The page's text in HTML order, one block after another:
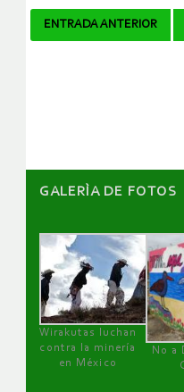
Navegador
ENTRADA ANTERIOR
GALERÌA DE FOTOS
Wirakutas luchan
contra la minería
en México
No a